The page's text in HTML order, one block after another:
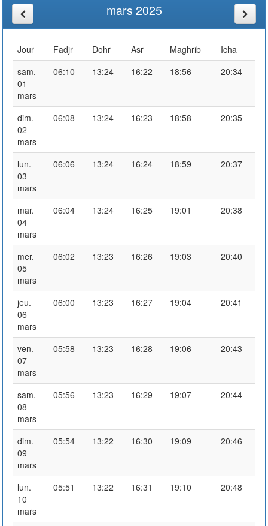
mars 2025
Jour Fadjr Dohr Asr Maghrib
Icha
sam.
01
mars
06:10 13:24 16:22 18:56 20:34
dim.
02
mars
06:08 13:24 16:23 18:58 20:35
lun.
03
mars
06:06 13:24 16:24 18:59 20:37
mar.
04
mars
06:04 13:24 16:25 19:01 20:38
mer.
05
mars
06:02 13:23 16:26 19:03 20:40
jeu.
06
mars
06:00 13:23 16:27 19:04 20:41
ven.
07
mars
05:58 13:23 16:28 19:06 20:43
sam.
08
mars
05:56 13:23 16:29 19:07 20:44
dim.
09
mars
05:54 13:22 16:30 19:09 20:46
lun.
10
mars
05:51 13:22 16:31 19:10 20:48